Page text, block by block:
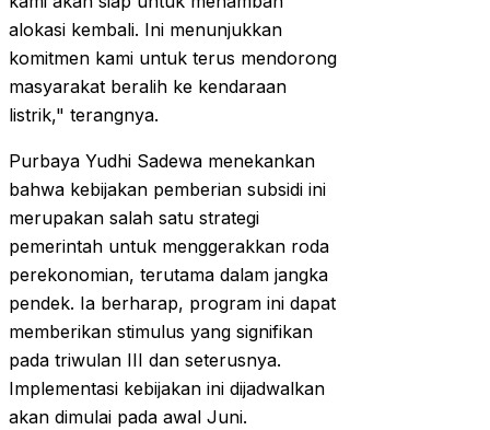
alokasi kembali. Ini menunjukkan
komitmen kami untuk terus mendorong
masyarakat beralih ke kendaraan
listrik," terangnya.
Purbaya Yudhi Sadewa menekankan
bahwa kebijakan pemberian subsidi ini
merupakan salah satu strategi
pemerintah untuk menggerakkan roda
perekonomian, terutama dalam jangka
pendek. Ia berharap, program ini dapat
memberikan stimulus yang signifikan
pada triwulan III dan seterusnya.
Implementasi kebijakan ini dijadwalkan
akan dimulai pada awal Juni.